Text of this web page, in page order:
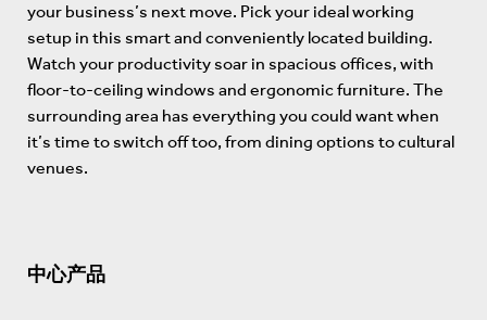
your business’s next move. Pick your ideal working
setup in this smart and conveniently located building.
Watch your productivity soar in spacious offices, with
floor-to-ceiling windows and ergonomic furniture. The
surrounding area has everything you could want when
it’s time to switch off too, from dining options to cultural
venues.
中心产品